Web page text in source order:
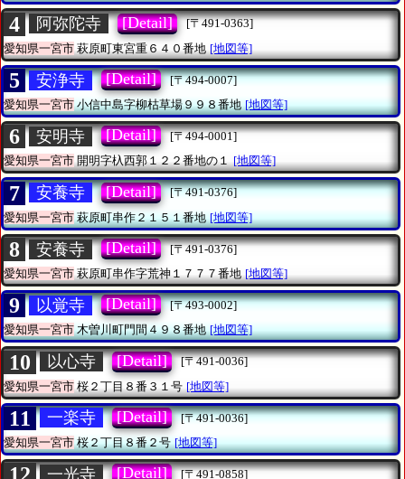
4 阿弥陀寺 [Detail]
[〒491-0363]
愛知県一宮市 萩原町東宮重６４０番地 [地図等]
5 安浄寺 [Detail]
[〒494-0007]
愛知県一宮市小信中島字柳枯草場９９８番地 [地図等]
6 安明寺 [Detail]
[〒494-0001]
愛知県一宮市開明字杁西郭１２２番地の１ [地図等]
7 安養寺 [Detail]
[〒491-0376]
愛知県一宮市萩原町串作２１５１番地 [地図等]
8 安養寺 [Detail]
[〒491-0376]
愛知県一宮市萩原町串作字荒神１７７７番地 [地図等]
9 以覚寺 [Detail]
[〒493-0002]
愛知県一宮市木曽川町門間４９８番地 [地図等]
10 以心寺 [Detail]
[〒491-0036]
愛知県一宮市 桜２丁目８番３１号 [地図等]
11 一楽寺 [Detail]
[〒491-0036]
愛知県一宮市桜２丁目８番２号 [地図等]
一光寺 [Detail]
[〒491-0858]